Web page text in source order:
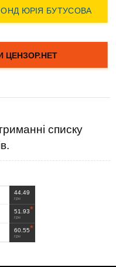
списку
44.49
грн
51.93
грн
60.55
грн